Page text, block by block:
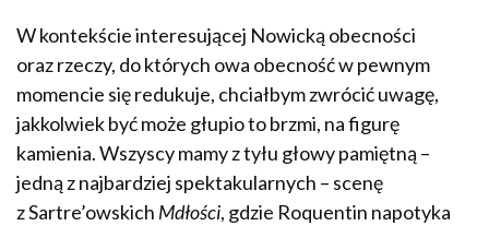
W kontekście interesującej Nowicką obecności
oraz rzeczy, do których owa obecność w pewnym
momencie się redukuje, chciałbym zwrócić uwagę,
jakkolwiek być może głupio to brzmi, na figurę
kamienia. Wszyscy mamy z tyłu głowy pamiętną –
jedną z najbardziej spektakularnych – scenę
z Sartre’owskich Mdłości, gdzie Roquentin napotyka